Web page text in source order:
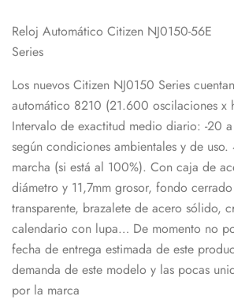
Reloj Automático Citizen NJ0150-56E
Series
Los nuevos Citizen NJ0150 Series
automático 8210 (21.600 oscilaciones x
Intervalo de exactitud medio diario: -20
según condiciones ambientales y de
marcha (si está al 100%). Con caja de
diámetro y 11,7mm grosor, fondo
transparente, brazalete de acero sólido,
calendario con lupa… De momento no
fecha de entrega estimada de este
demanda de este modelo y las pocas
por la marca